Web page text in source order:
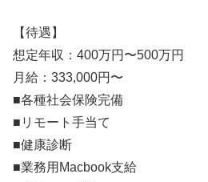
【待遇】
想定年収：400万円〜500万円
月給：333,000円〜
■各種社会保険完備
■リモート手当て
■健康診断
■業務用Macbook支給